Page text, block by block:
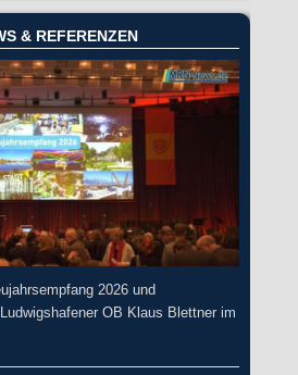
& REFERENZEN
2026 und
OB Klaus Blettner im